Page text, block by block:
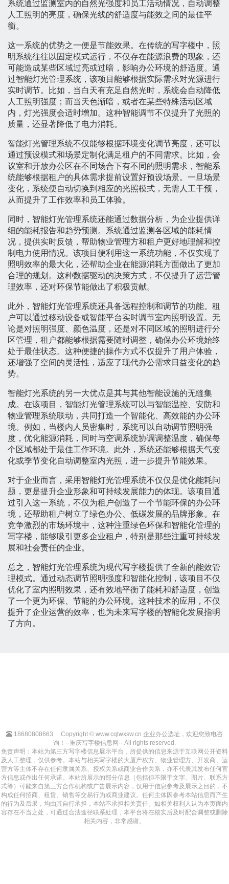
系统通过监测室内的自然光强度和员工活动情况，自动调整
人工照明的亮度，确保光线的舒适度与能效之间的最佳平
衡。
这一系统的优势之一便是节能效果。在传统的写字楼中，照
明系统往往以固定模式运行，不仅存在能源浪费的现象，还
可能造成某些区域过亮或过暗，影响办公环境的舒适度。通
过智能灯光管理系统，该项目能够根据实际需求对光源进行
实时调节。比如，当白天有充足自然光时，系统会自动降低
人工照明强度；而当天色渐暗，或者在某些特殊活动区域
内，灯光强度会适时增加。这种智能调节不仅提升了光照的
质量，还显著降低了电力消耗。
智能灯光管理系统不仅能够根据环境变化调节亮度，还可以
通过预设模式和场景定制化满足租户的不同需求。比如，会
议室和开放办公区在不同场合下有不同的照明需求，智能系
统能够根据租户的具体需求提前设置好预设场景。一旦场景
变化，系统便自动切换到相应的光照模式，无需人工干预，
从而提升了工作效率和员工体验。
同时，智能灯光管理系统还能通过数据分析，为企业提供详
细的能耗报告和趋势预测。系统通过监测各区域的能耗情
况，提供实时反馈，帮助物业管理方和租户更好地理解和控
制电力使用情况。该项目便利用这一系统功能，不仅实现了
照明效率的最大化，还帮助企业在能源消耗方面做出了更加
合理的规划。这种数据驱动的决策方式，不仅提升了运营管
理效率，还对环保节能做出了积极贡献。
此外，智能灯光管理系统还具备远程控制和调节的功能。租
户可以通过移动设备或智能平台实时调节室内照明设置。无
论是对照明强度、颜色温度，还是对不同区域的照明进行分
区管理，租户都能够根据需要随时调整，确保办公环境始终
处于最佳状态。这种便捷的操作方式不仅提升了用户体验，
还增强了空间的灵活性，适应了现代办公需求日益变化的趋
势。
智能灯光系统的另一大优点是其与其他智能设施的无缝集
成。在该项目，智能灯光管理系统可以与智能温控、安防和
物业管理系统联动，共同打造一个智能化、高效能的办公环
境。例如，当楼内人员密集时，系统可以自动调节照明强
度，优化能源消耗，同时与空调系统协调调整温度，确保每
个区域都处于最佳工作环境。此外，系统还能够根据天气变
化或季节变化自动调整室内光照，进一步提升节能效果。
对于企业而言，采用智能灯光管理系统不仅仅是优化能耗问
题，更是提升企业形象和可持续发展能力的体现。该项目通
过引入这一系统，不仅为租户创造了一个节能环保的办公环
境，还帮助租户树立了绿色办公、低碳发展的品牌形象。在
竞争激烈的市场环境中，这种注重绿色环保和智能化管理的
写字楼，能够吸引更多企业租户，特别是那些注重可持续发
展和社会责任的企业。
总之，智能灯光管理系统为现代写字楼提供了全新的能效管
理模式。通过动态调节照明强度和智能化控制，该项目不仅
优化了室内照明效果，还有效地平衡了能耗和舒适度，创造
了一个更为环保、节能的办公环境。这种技术的应用，不仅
提升了企业运营的效率，也为未来写字楼的智能化发展指明
了方向。
18680808663
Copyright © www.cqtwxsw.cn 企业办公选址，欢迎您致电咨
询！--重庆写字楼信息网-- All rights reserved.
免责声明：本站为第三方写字楼信息展示平台，所提供的信息来源于互联网公开资料
及人工整理，仅供参考。本站与相关写字楼的大厦产权方、物业管理方、开发商、运
营方等主体不存在任何隶属关系、授权关系或商业合作关系，亦不代表其发布任何官
方信息或作出任何承诺。本站所展示的部分信息（包括但不限于文字、图片、联系方
式等）可能来自第三方合作机构或广告展示内容，仅用于信息参考及展示之目的，不
构成任何招商、租赁、销售等交易行为或商业建议。任何主体因参考本站信息而产生
的行为及后果，均由其自行承担，本站不承担相关责任。如相关权利人认为本页面内
容存在不当之处，可通过合法途径联系处理，本平台将在核实后及时配合调整或删除
相关内容，非常感谢。